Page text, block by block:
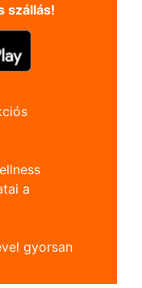
szállás!
a
gyorsan